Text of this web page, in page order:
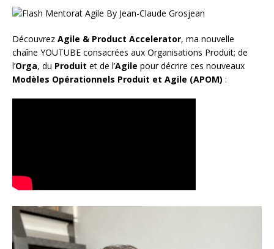
Découvrez Agile & Product Accelerator, ma nouvelle
chaîne YOUTUBE consacrées aux Organisations Produit; de
l’Orga, du Produit et de l’Agile pour décrire ces nouveaux
Modèles Opérationnels Produit et Agile (APOM) :